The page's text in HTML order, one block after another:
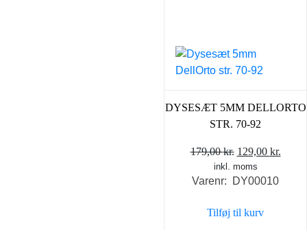
DYSESÆT 5MM DELLORTO
STR. 70-92
179,00kr. Den
oprindelige
pris
179,00 kr..
129,00 kr.
inkl. moms
Varenr: DY00010
Tilføj til kurv